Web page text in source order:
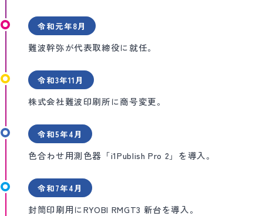
令和元年8月
難波幹弥が代表取締役に就任。
令和3年11月
株式会社難波印刷所に商号変更。
令和5年4月
色合わせ用測色器「i1Publish Pro 2」を導入。
令和7年4月
封筒印刷用にRYOBI RMGT3 新台を導入。